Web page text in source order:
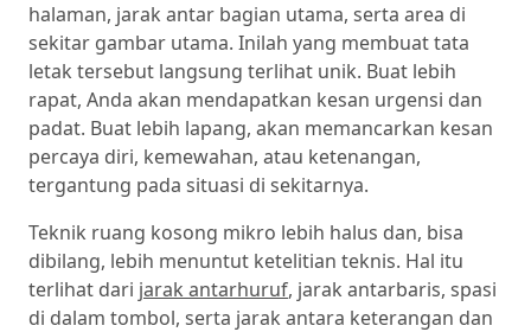
halaman, jarak antar bagian utama, serta area di
sekitar gambar utama. Inilah yang membuat tata
letak tersebut langsung terlihat unik. Buat lebih
rapat, Anda akan mendapatkan kesan urgensi dan
padat. Buat lebih lapang, akan memancarkan kesan
percaya diri, kemewahan, atau ketenangan,
tergantung pada situasi di sekitarnya.
Teknik ruang kosong mikro lebih halus dan, bisa
dibilang, lebih menuntut ketelitian teknis. Hal itu
terlihat dari jarak antarhuruf, jarak antarbaris, spasi
di dalam tombol, serta jarak antara keterangan dan